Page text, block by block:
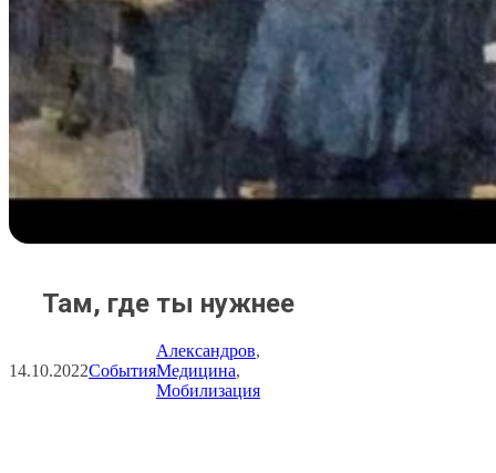
Там, где ты нужнее
14.10.2022События
Александров
Медицина
Мобилизация